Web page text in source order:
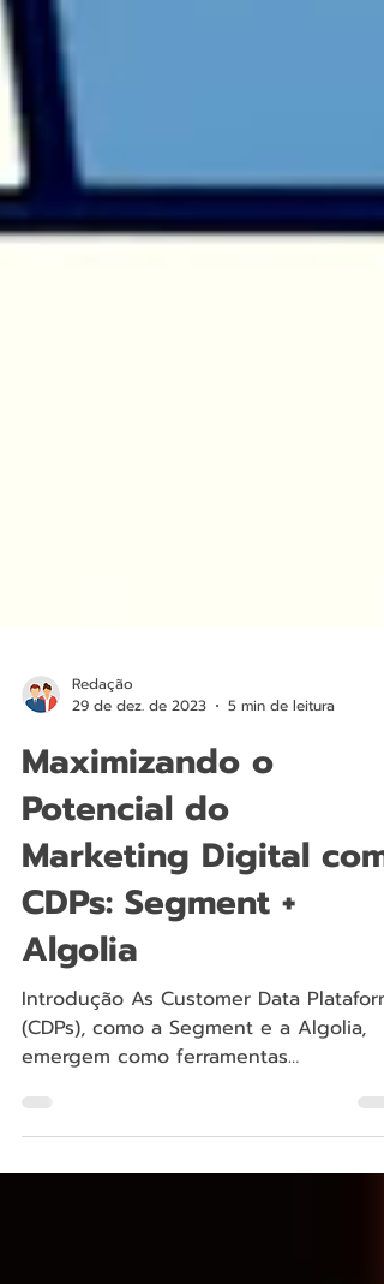
Redação
29 de dez. de 2023
Maximizando o
Potencial do
Marketing Digital com
CDPs: Segment +
Algolia
Introdução As Customer Data
indispensáveis na necessidade de um...